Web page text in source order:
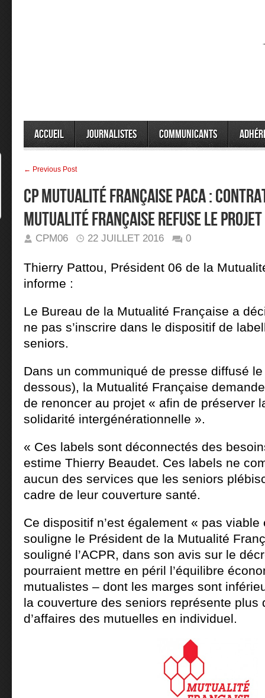
Accueil Journalistes Communicants
← Previous Post
CP MUTUALITÉ FRANÇAISE PACA :
Mutualité Française refuse le
CPM06 22 JUILLET 2016 0
Thierry Pattou, Président 06 de la
informe :
Le Bureau de la Mutualité Française a
ne pas s’inscrire dans le dispositif de
seniors.
Dans un communiqué de presse diffusé
dessous), la Mutualité Française
de renoncer au projet « afin de préserver
solidarité intergénérationnelle ».
« Ces labels sont déconnectés des
estime Thierry Beaudet. Ces labels ne
aucun des services que les seniors
cadre de leur couverture santé.
Ce dispositif n’est également « pas
souligne le Président de la Mutualité
souligné l’ACPR, dans son avis sur le
pourraient mettre en péril l’équilibre
mutualistes – dont les marges sont
la couverture des seniors représente plus
d’affaires des mutuelles en individuel.